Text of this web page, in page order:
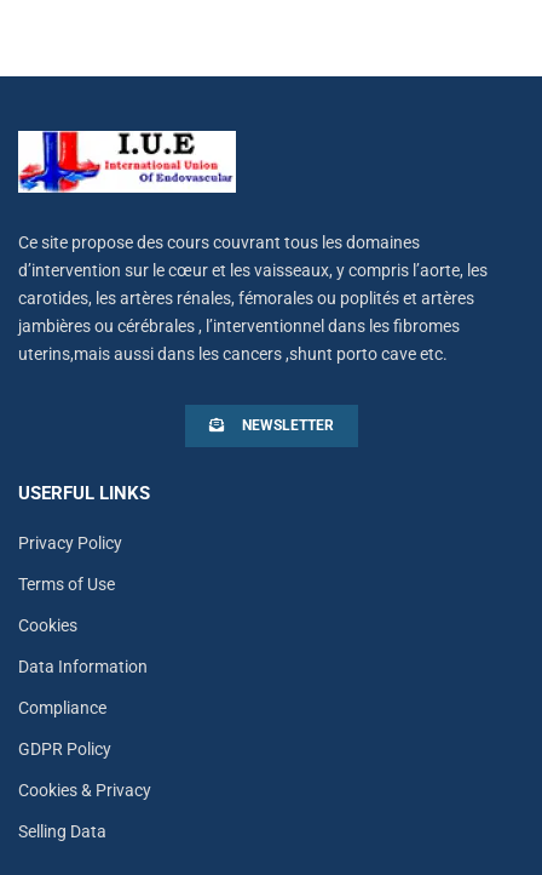
Ce site propose des cours couvrant tous les domaines
d’intervention sur le cœur et les vaisseaux, y compris l’aorte, les
carotides, les artères rénales, fémorales ou poplités et artères
jambières ou cérébrales , l’interventionnel dans les fibromes
uterins,mais aussi dans les cancers ,shunt porto cave etc.
NEWSLETTER
USERFUL LINKS
Privacy Policy
Terms of Use
Cookies
Data Information
Compliance
GDPR Policy
Cookies & Privacy
Selling Data